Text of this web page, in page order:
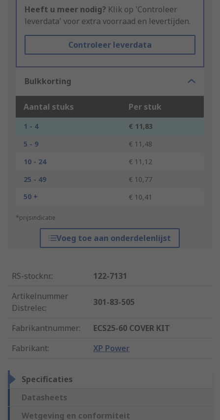
Heeft u meer nodig? Klik op 'Controleer
leverdata' voor extra voorraad en levertijden.
Controleer leverdata
Bulkkorting
Aantal stuks Per stuk
1 - 4
€ 11,83
5 - 9
€ 11,48
10 - 24
€ 11,12
25 - 49
€ 10,77
50 +
€ 10,41
*prijsindicatie
Voeg toe aan onderdelenlijst
RS-stocknr.:
122-7131
Artikelnummer
Distrelec:
301-83-505
Fabrikantnummer:
ECS25-60 COVER KIT
Fabrikant: XP Power
Specificaties
Datasheets
Wetgeving en conformiteit